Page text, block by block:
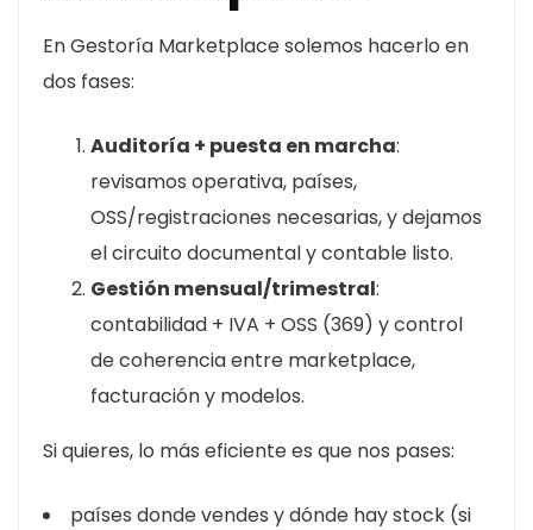
En Gestoría Marketplace solemos hacerlo en
dos fases:
Auditoría + puesta en marcha:
revisamos operativa, países,
OSS/registraciones necesarias, y dejamos
el circuito documental y contable listo.
Gestión mensual/trimestral:
contabilidad + IVA + OSS (369) y control
de coherencia entre marketplace,
facturación y modelos.
Si quieres, lo más eficiente es que nos pases:
países donde vendes y dónde hay stock (si